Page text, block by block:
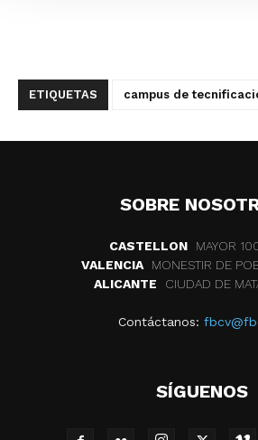
ETIQUETAS campus de
SOBRE
CASTELLON
MAYOR
VALENCIA
MONESTIR DE
ALICANTE
CIUDAD DE
Contáctanos:
SÍGUENOS